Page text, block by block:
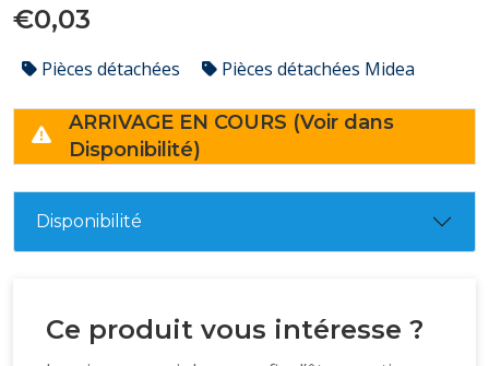
€0,03
Pièces détachées Pièces détachées Midea
ARRIVAGE EN COURS (Voir dans
Disponibilité)
Disponibilité
Ce produit vous intéresse ?